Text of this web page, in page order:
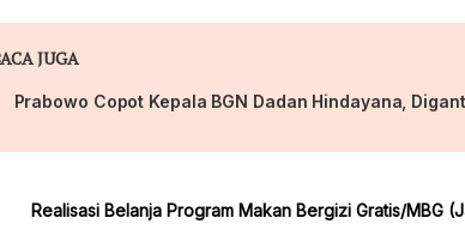
JUGA
Prabowo Copot Kepala BGN Dadan Hindayana,